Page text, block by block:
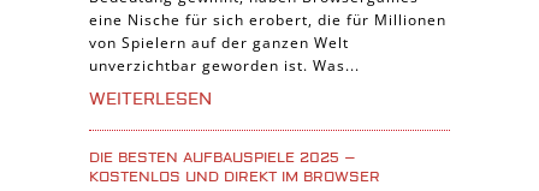
eine Nische für sich erobert, die für Millionen
von Spielern auf der ganzen Welt
unverzichtbar geworden ist. Was...
WEITERLESEN
DIE BESTEN AUFBAUSPIELE 2025 –
KOSTENLOS UND DIREKT IM BROWSER